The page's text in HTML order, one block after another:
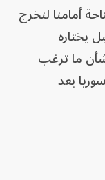
أمامنا لنخرج
يختاره
ما ترغب
بعد